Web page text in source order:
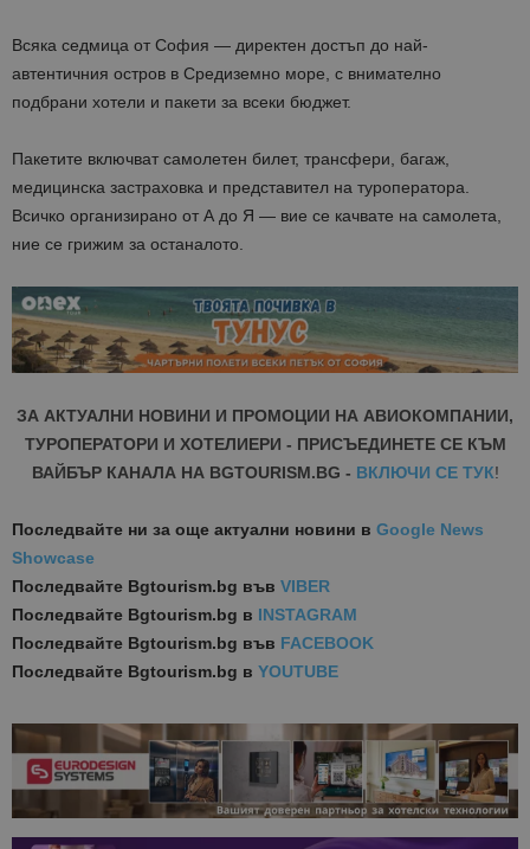
Всяка седмица от София — директен достъп до най-
автентичния остров в Средиземно море, с внимателно
подбрани хотели и пакети за всеки бюджет.
Пакетите включват самолетен билет, трансфери, багаж,
медицинска застраховка и представител на туроператора.
Всичко организирано от А до Я — вие се качвате на самолета,
ние се грижим за останалото.
ЗА АКТУАЛНИ НОВИНИ И ПРОМОЦИИ НА АВИОКОМПАНИИ,
ТУРОПЕРАТОРИ И ХОТЕЛИЕРИ - ПРИСЪЕДИНЕТЕ СЕ КЪМ
ВАЙБЪР КАНАЛА НА BGTOURISM.BG - ВКЛЮЧИ СЕ ТУК!
Последвайте ни за още актуални новини в Google News
Showcase
Последвайте Bgtourism.bg във VIBER
Последвайте Bgtourism.bg в INSTAGRAM
Последвайте Bgtourism.bg във FACEBOOK
Последвайте Bgtourism.bg в YOUTUBE